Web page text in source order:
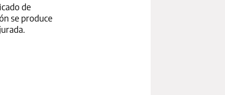
de
se produce